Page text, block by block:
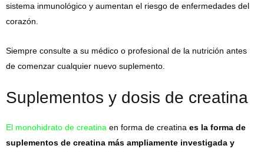
sistema inmunológico y aumentan el riesgo de enfermedades del
corazón.
Siempre consulte a su médico o profesional de la nutrición antes
de comenzar cualquier nuevo suplemento.
Suplementos y dosis de creatina
El monohidrato de creatina en forma de creatina es la forma de
suplementos de creatina más ampliamente investigada y